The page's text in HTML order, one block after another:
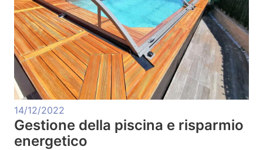
14/12/2022
Gestione della piscina e risparmio
energetico